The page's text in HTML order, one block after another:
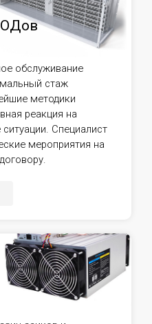
обслуживание
стаж
методики
реакция на
Специалист
мероприятия на